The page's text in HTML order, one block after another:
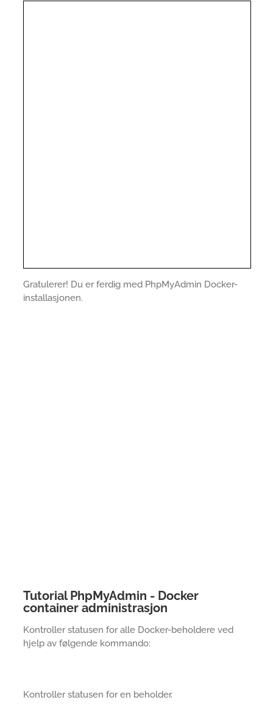
Gratulerer! Du er ferdig med PhpMyAdmin Docker-
installasjonen.
Tutorial PhpMyAdmin - Docker
container administrasjon
Kontroller statusen for alle Docker-beholdere ved
hjelp av følgende kommando:
Kontroller statusen for en beholder.